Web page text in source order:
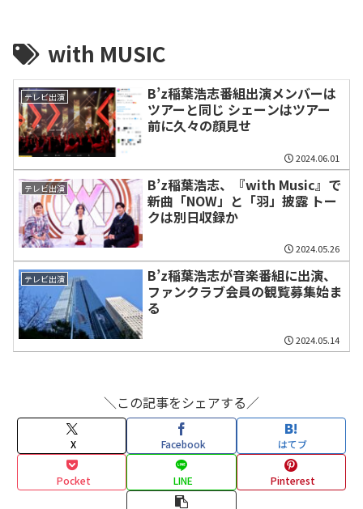
with MUSIC
テレビ出演
B’z稲葉浩志番組出演メンバーは
ツアーと同じ シェーンはツアー
前に久々の顔見せ
2024.06.01
テレビ出演
B’z稲葉浩志、『with Music』で
新曲「NOW」と「羽」披露 トー
クは別日収録か
2024.05.26
テレビ出演
B’z稲葉浩志が音楽番組に出演、
ファンクラブ会員の観覧募集始ま
る
2024.05.14
＼この記事をシェアする／
X Facebook はてブ
Pocket LINE Pinterest